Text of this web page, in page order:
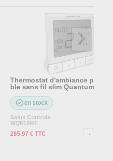
Thermostat d'ambiance
ble sans fil slim Quantum
en stock
Salus Controls
WQ610RF
285,97 € TTC